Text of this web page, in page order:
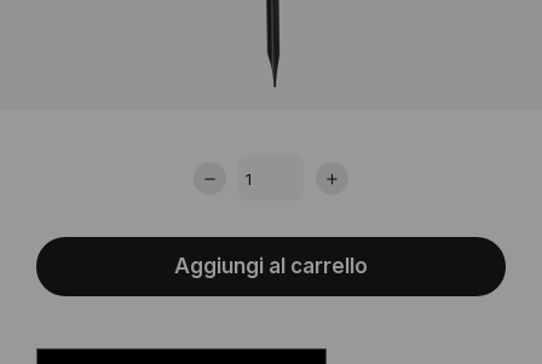
Aggiungi al carrello